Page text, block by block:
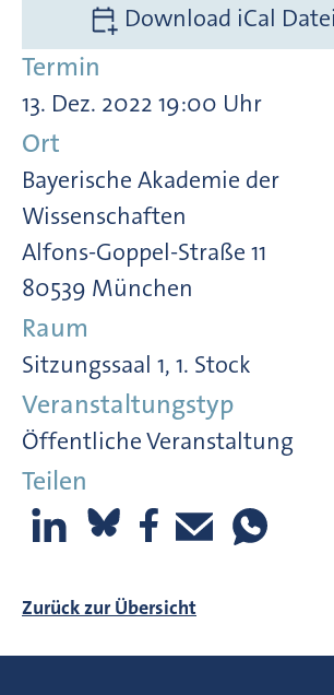
Download iCal Datei
Termin
13. Dez. 2022 19:00 Uhr
Ort
Bayerische Akademie der
Wissenschaften
Alfons-Goppel-Straße 11
80539 München
Raum
Sitzungssaal 1, 1. Stock
Veranstaltungstyp
Öffentliche Veranstaltung
Teilen
Zurück zur Übersicht